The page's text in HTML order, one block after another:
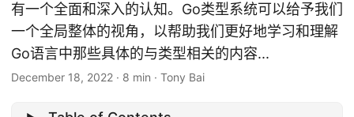
有一个全面和深入的认知。Go类型系统可以给予我们
一个全局整体的视角，以帮助我们更好地学习和理解
Go语言中那些具体的与类型相关的内容...
December 18, 2022 · 8 min · Tony Bai